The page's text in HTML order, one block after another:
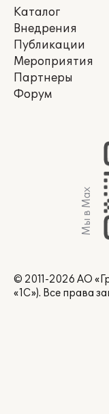
Каталог
Внедрения
Публикации
Мероприятия
Партнеры
Форум
Мы в Max
© 2011-2026 АО
«1С»). Все права